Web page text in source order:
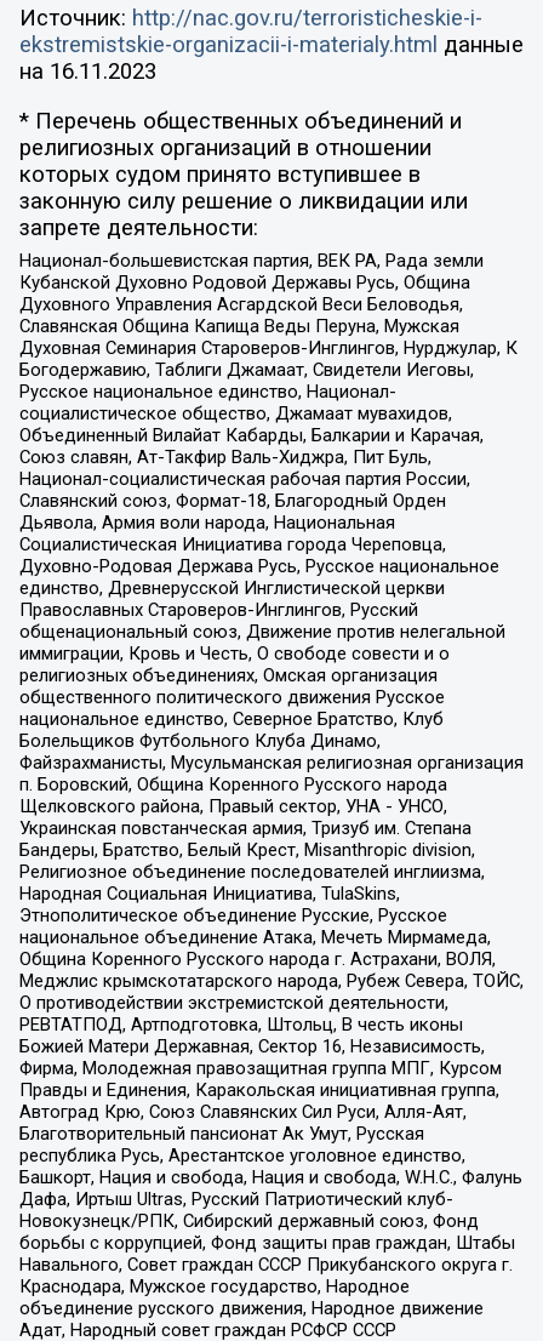
Источник: http://nac.gov.ru/terroristicheskie-i-
ekstremistskie-organizacii-i-materialy.html данные
на 16.11.2023
* Перечень общественных объединений и
религиозных организаций в отношении
которых судом принято вступившее в
законную силу решение о ликвидации или
запрете деятельности:
Национал-большевистская партия, ВЕК РА, Рада земли
Кубанской Духовно Родовой Державы Русь, Община
Духовного Управления Асгардской Веси Беловодья,
Славянская Община Капища Веды Перуна, Мужская
Духовная Семинария Староверов-Инглингов, Нурджулар, К
Богодержавию, Таблиги Джамаат, Свидетели Иеговы,
Русское национальное единство, Национал-
социалистическое общество, Джамаат мувахидов,
Объединенный Вилайат Кабарды, Балкарии и Карачая,
Союз славян, Ат-Такфир Валь-Хиджра, Пит Буль,
Национал-социалистическая рабочая партия России,
Славянский союз, Формат-18, Благородный Орден
Дьявола, Армия воли народа, Национальная
Социалистическая Инициатива города Череповца,
Духовно-Родовая Держава Русь, Русское национальное
единство, Древнерусской Инглистической церкви
Православных Староверов-Инглингов, Русский
общенациональный союз, Движение против нелегальной
иммиграции, Кровь и Честь, О свободе совести и о
религиозных объединениях, Омская организация
общественного политического движения Русское
национальное единство, Северное Братство, Клуб
Болельщиков Футбольного Клуба Динамо,
Файзрахманисты, Мусульманская религиозная организация
п. Боровский, Община Коренного Русского народа
Щелковского района, Правый сектор, УНА - УНСО,
Украинская повстанческая армия, Тризуб им. Степана
Бандеры, Братство, Белый Крест, Misanthropic division,
Религиозное объединение последователей инглиизма,
Народная Социальная Инициатива, TulaSkins,
Этнополитическое объединение Русские, Русское
национальное объединение Атака, Мечеть Мирмамеда,
Община Коренного Русского народа г. Астрахани, ВОЛЯ,
Меджлис крымскотатарского народа, Рубеж Севера, ТОЙС,
О противодействии экстремистской деятельности,
РЕВТАТПОД, Артподготовка, Штольц, В честь иконы
Божией Матери Державная, Сектор 16, Независимость,
Фирма, Молодежная правозащитная группа МПГ, Курсом
Правды и Единения, Каракольская инициативная группа,
Автоград Крю, Союз Славянских Сил Руси, Алля-Аят,
Благотворительный пансионат Ак Умут, Русская
республика Русь, Арестантское уголовное единство,
Башкорт, Нация и свобода, Нация и свобода, W.H.С., Фалунь
Дафа, Иртыш Ultras, Русский Патриотический клуб-
Новокузнецк/РПК, Сибирский державный союз, Фонд
борьбы с коррупцией, Фонд защиты прав граждан, Штабы
Навального, Совет граждан СССР Прикубанского округа г.
Краснодара, Мужское государство, Народное
объединение русского движения, Народное движение
Адат, Народный совет граждан РСФСР СССР